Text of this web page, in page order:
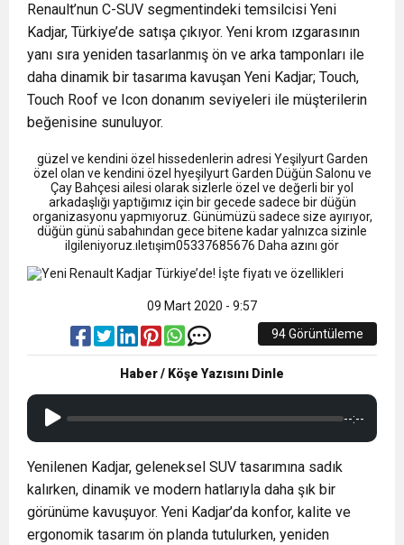
18:59 Trabzonspor Mitongo Transferini KAP’a Bildirdi
22:58 Trabzonspor, Salah Transferinin Maliyetini
KAP’a Bildirdi
Renault’nun C-SUV segmentindeki temsilcisi Yeni
Kadjar, Türkiye’de satışa çıkıyor. Yeni krom ızgarasının
yanı sıra yeniden tasarlanmış ön ve arka tamponları ile
daha dinamik bir tasarıma kavuşan Yeni Kadjar; Touch,
Touch Roof ve Icon donanım seviyeleri ile müşterilerin
beğenisine sunuluyor.
güzel ve kendini özel hissedenlerin adresi Yeşilyurt Garden
özel olan ve kendini özel hyeşilyurt Garden Düğün Salonu ve
Çay Bahçesi ailesi olarak sizlerle özel ve değerli bir yol
arkadaşlığı yaptığımız için bir gecede sadece bir düğün
organizasyonu yapmıyoruz. Günümüzü sadece size ayırıyor,
düğün günü sabahından gece bitene kadar yalnızca sizinle
ilgileniyoruz.ıletışim05337685676 Daha azını gör
09 Mart 2020 - 9:57
94 Görüntüleme
Haber / Köşe Yazısını Dinle
--:--
Yenilenen Kadjar, geleneksel SUV tasarımına sadık
kalırken, dinamik ve modern hatlarıyla daha şık bir
görünüme kavuşuyor. Yeni Kadjar’da konfor, kalite ve
ergonomik tasarım ön planda tutulurken, yeniden